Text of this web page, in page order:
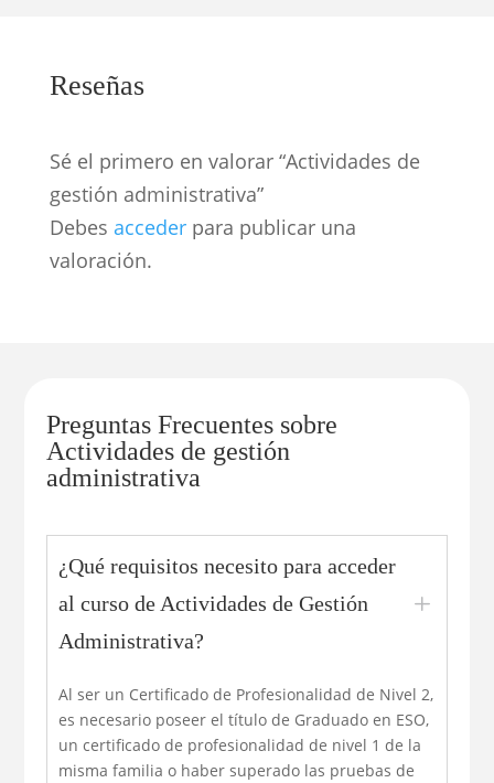
Reseñas
Sé el primero en valorar “Actividades de
gestión administrativa”
Debes accederpara publicar una
valoración.
Preguntas Frecuentes sobre
Actividades de gestión
administrativa
¿Qué requisitos necesito para acceder
al curso de Actividades de Gestión
Administrativa?
L
Al ser un Certificado de Profesionalidad de Nivel 2,
es necesario poseer el título de Graduado en ESO,
un certificado de profesionalidad de nivel 1 de la
misma familia o haber superado las pruebas de